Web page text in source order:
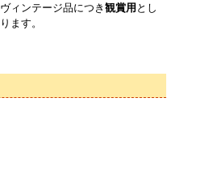
ィンテージ品につき 観賞用 とし
ます。